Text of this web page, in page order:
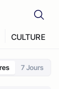
CULTURE
7 Jours